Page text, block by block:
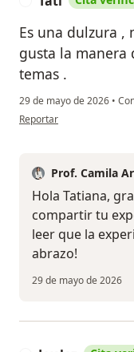
Es una dulzura ,
gusta la
temas .
29 de mayo de 2026 •
en opinión del usuario Tati
Reportar
Prof. Camila
Hola Tatiana,
compartir tu
leer que la
abrazo!
29 de mayo de 2026